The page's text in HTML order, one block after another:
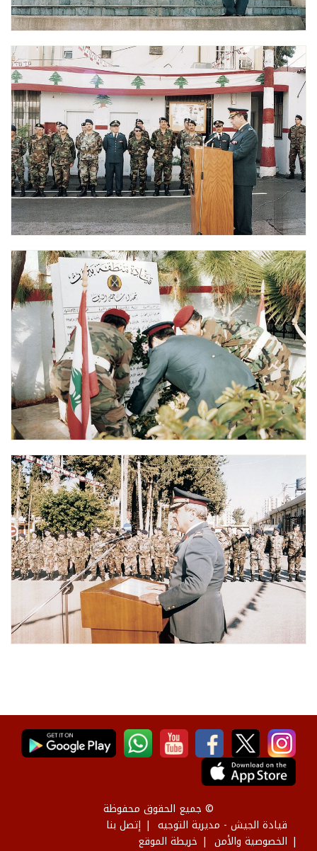
© جميع الحقوق محفوظة
قيادة الجيش - مديرية التوجيه
إتصل بنا
الخصوصية والأمن
خريطة الموقع